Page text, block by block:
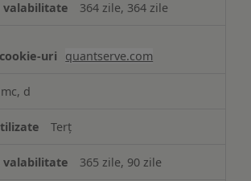
364 zile, 364 zile
quantserve.com
mc, d
Terț
365 zile, 90 zile